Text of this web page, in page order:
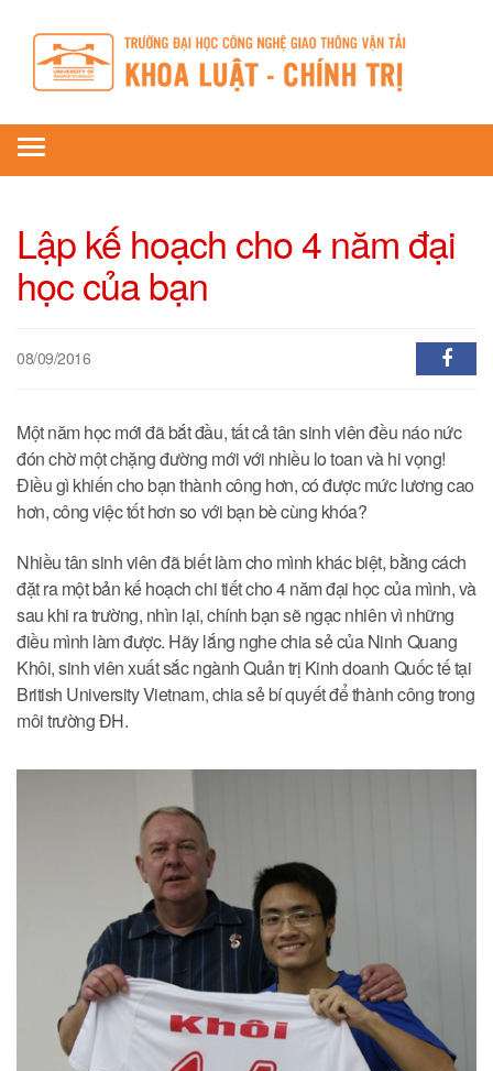
Toggle
navigation
Lập kế hoạch cho 4 năm đại
học của bạn
08/09/2016
Một năm học mới đã bắt đầu, tất cả tân sinh viên đều náo nức
đón chờ một chặng đường mới với nhiều lo toan và hi vọng!
Điều gì khiến cho bạn thành công hơn, có được mức lương cao
hơn, công việc tốt hơn so với bạn bè cùng khóa?
Nhiều tân sinh viên đã biết làm cho mình khác biệt, bằng cách
đặt ra một bản kế hoạch chi tiết cho 4 năm đại học của mình, và
sau khi ra trường, nhìn lại, chính bạn sẽ ngạc nhiên vì những
điều mình làm được. Hãy lắng nghe chia sẻ của Ninh Quang
Khôi, sinh viên xuất sắc ngành Quản trị Kinh doanh Quốc tế tại
British University Vietnam, chia sẻ bí quyết để thành công trong
môi trường ĐH.